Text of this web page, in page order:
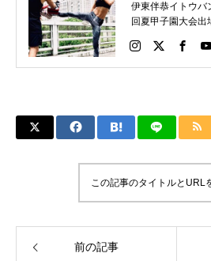
伊東伴恭イトウ
回夏甲子園大会
パーライト級新人
WMCライト級日
この記事のタイトルとURL
前の記事